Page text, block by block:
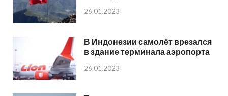
26.01.2023
В Индонезии самолёт врезался
в здание терминала аэропорта
26.01.2023